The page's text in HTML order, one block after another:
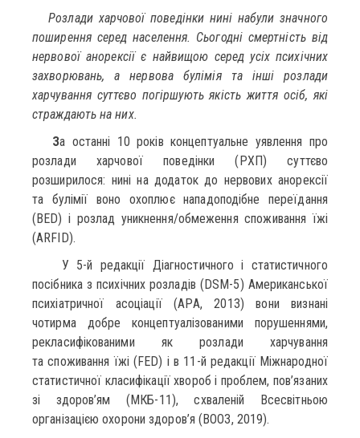
Розлади харчової поведінки нині набули значного
поширення серед населення. Сьогодні смертність від
нервової анорексії є найвищою серед усіх психічних
захворювань, а нервова булімія та інші розлади
харчування суттєво погіршують якість життя осіб, які
страждають на них.
За останні 10 років концептуальне уявлення про
розлади харчової поведінки (РХП) суттєво
розширилося: нині на додаток до нервових анорексії
та булімії воно охоплює нападоподібне переїдання
(BED) і розлад уникнення/обмеження споживання їжі
(ARFID).
У 5-й редакції Діагностичного і статистичного
посібника з психічних розладів (DSM-5) Американської
психіат­ричної асоціації (APA, 2013) вони визнані
чотирма добре концептуалізованими порушеннями,
рекласифікованими як розлади харчування
та споживання їжі (FED) і в 11-й редак­ції Міжнародної
статистичної класифікації хвороб і проблем, пов’язаних
зі здоров’ям (МКБ-11), схваленій Всесвітньою
організацією охорони здоров’я (ВООЗ, 2019).